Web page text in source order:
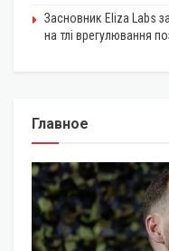
Засновник Eliza Labs
на тлі врегулювання
Главное